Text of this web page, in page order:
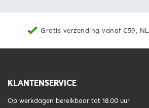
Gratis verzending vanaf €59, NL
KLANTENSERVICE
Op werkdagen bereikbaar tot 18.00 uur